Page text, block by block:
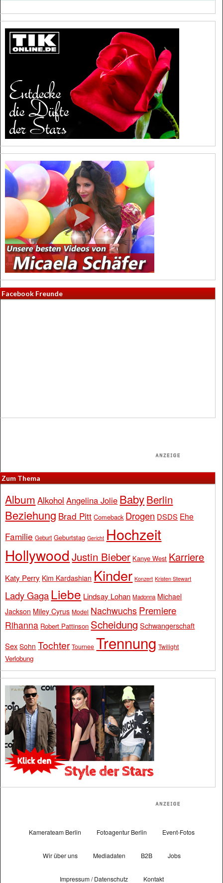
Facebook Freunde
Zum Thema
Album Alkohol Angelina Jolie BabyBerlin
Beziehung Brad Pitt Comeback Drogen DSDS Ehe
Familie Geburt Geburtstag Gericht Hochzeit
Hollywood Justin Bieber Kanye West Karriere
Katy Perry Kim Kardashian Kinder Konzert Kristen Stewart
Lady Gaga Liebe Lindsay Lohan Madonna Michael
Jackson Miley Cyrus Model Nachwuchs Premiere
Rihanna Robert Pattinson Scheidung Schwangerschaft
Sex Sohn Tochter Tournee Trennung Twilight
Verlobung
Kamerateam Berlin Fotoagentur Berlin Event-Fotos
Wir über uns Mediadaten B2B Jobs
Impressum / Datenschutz Kontakt